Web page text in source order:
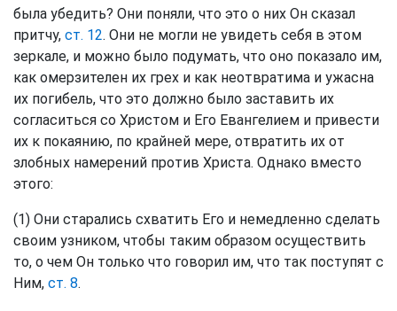
была убедить? Они поняли, что это о них Он сказал
притчу, ст. 12. Они не могли не увидеть себя в этом
зеркале, и можно было подумать, что оно показало им,
как омерзителен их грех и как неотвратима и ужасна
их погибель, что это должно было заставить их
согласиться со Христом и Его Евангелием и привести
их к покаянию, по крайней мере, отвратить их от
злобных намерений против Христа. Однако вместо
этого:
(1) Они старались схватить Его и немедленно сделать
своим узником, чтобы таким образом осуществить
то, о чем Он только что говорил им, что так поступят с
Ним, ст. 8.